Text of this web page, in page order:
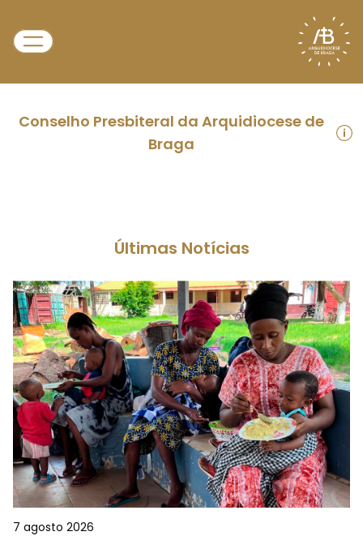
Conselho Presbiteral da Arquidiocese de
Braga
Últimas Notícias
7 agosto 2026